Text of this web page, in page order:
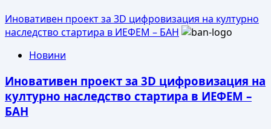
Иновативен проект за 3D цифровизация на културно
наследство стартира в ИЕФЕМ – БАН
Новини
Иновативен проект за 3D цифровизация на
културно наследство стартира в ИЕФЕМ –
БАН